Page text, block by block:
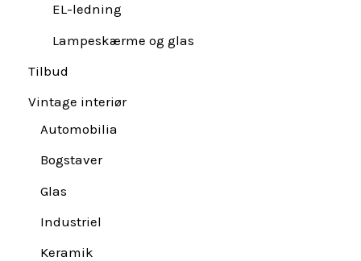
EL-ledning
Lampeskærme og glas
Tilbud
Vintage interiør
Automobilia
Bogstaver
Glas
Industriel
Keramik